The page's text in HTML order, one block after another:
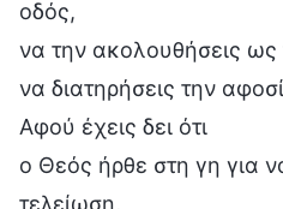
οδός,
να την ακολουθήσεις ως
να διατηρήσεις την
Αφού έχεις δει ότι
ο Θεός ήρθε στη γη για
τελείωση,